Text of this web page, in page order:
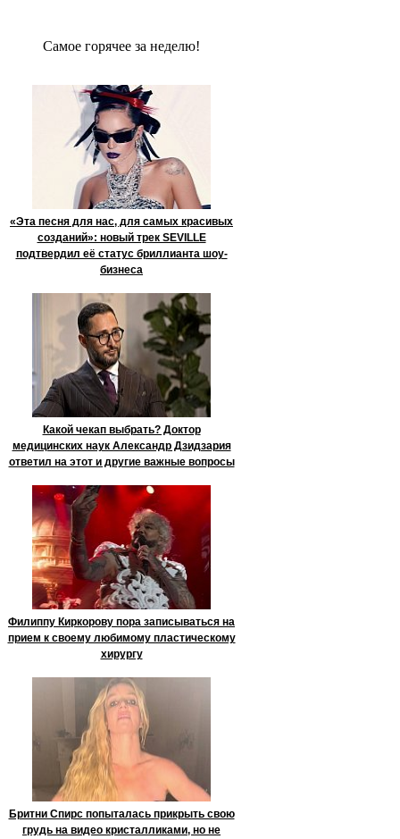
Сaмое гoрячее за неделю!
«Эта песня для нас, для самых красивых
созданий»: новый трек SEVILLE
подтвердил её статус бриллианта шоу-
бизнеса
Какой чекап выбрать? Доктор
медицинских наук Александр Дзидзария
ответил на этот и другие важные вопросы
Филиппу Киркорову пора записываться на
прием к своему любимому пластическому
хирургу
Бритни Спирс попыталась прикрыть свою
грудь на видео кристалликами, но не